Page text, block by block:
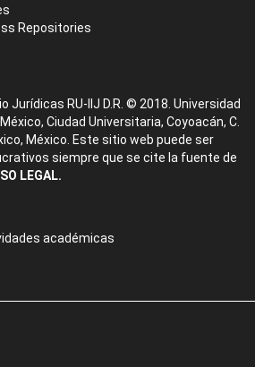
Repositories
Jurídicas RU-IIJ D.R. © 2018. Universidad
Ciudad Universitaria, Coyoacán, C.
México. Este sitio web puede ser
siempre que se cite la fuente de
LEGAL.
académicas